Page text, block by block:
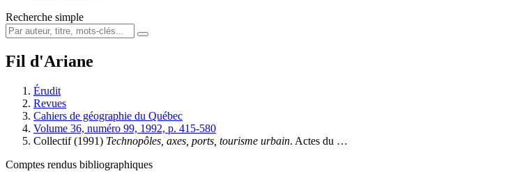
Recherche simple
Fil d'Ariane
Érudit
Revues
Cahiers de géographie du Québec
Volume 36, numéro 99, 1992, p. 415-580
Collectif (1991) Technopôles, axes, ports, tourisme urbain. Actes du …
Comptes rendus bibliographiques